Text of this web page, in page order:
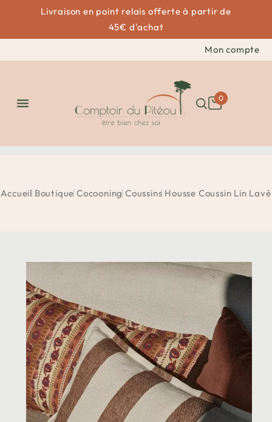
Livraison en point relais offerte à partir de
45€ d'achat
Mon compte
 0
Accueil Boutique Cocooning Coussins Housse Coussin Lin Lavé